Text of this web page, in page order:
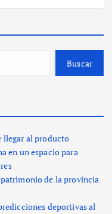
Buscar
llegar al producto
en un espacio para
de la provincia
deportivas al